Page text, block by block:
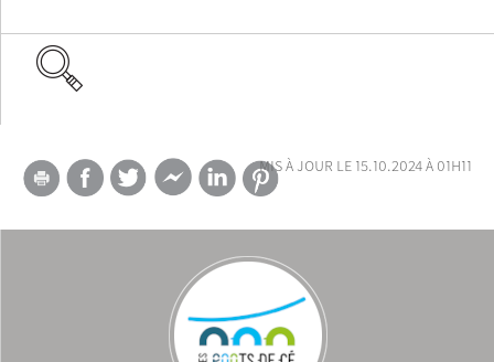
mis à jour le 15.10.2024 à 01h11